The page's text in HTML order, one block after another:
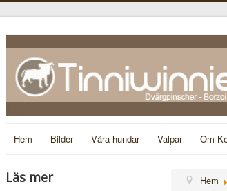
Hem Bilder Våra hundar Valpar Om
Läs mer Hem